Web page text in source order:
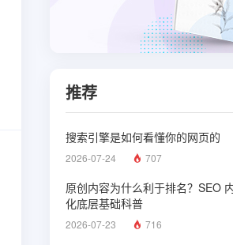
推荐
搜索引擎是如何看懂你的网页的
2026-07-24 707
原创内容为什么利于排名？SEO
化底层基础科普
2026-07-23 716